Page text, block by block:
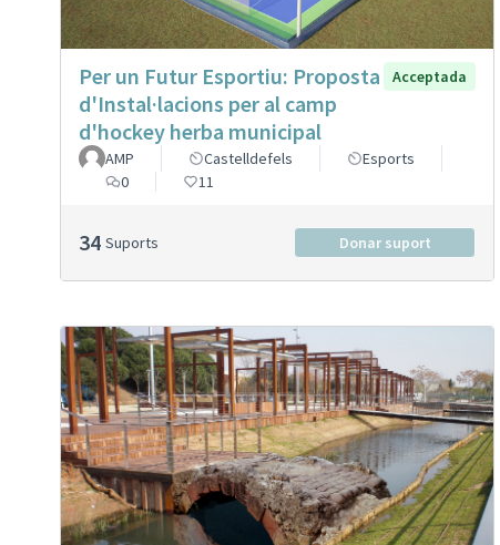
Per un Futur Esportiu: Proposta
d'Instal·lacions per al camp
d'hockey herba municipal
Acceptada
AMP Castelldefels
Esports
0
11
34 Suports Donar suport